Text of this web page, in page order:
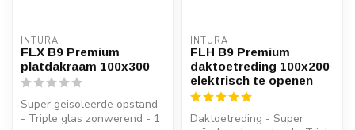
INTURA
FLX B9 Premium
platdakraam 100x300
Super geisoleerde opstand
- Triple glas zonwerend - 1
INTURA
FLH B9 Premium
daktoetreding 100x200
elektrisch te openen
Daktoetreding - Super